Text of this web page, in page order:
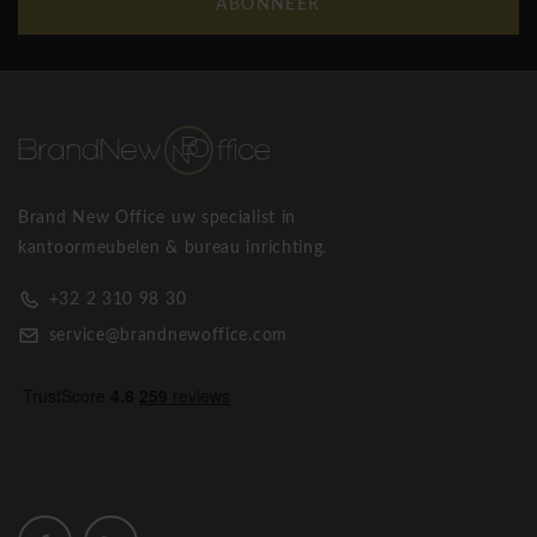
meubels. Enkele Thonet Klassiekers zijn: Thonet S285
bureaus, S1123 bistrotafel, S32 sledestoel, S64 sledestoel,
Thonet 210R stoel met gevlochten rieten zitting
ABONNEER
Brand New Office uw specialist in
kantoormeubelen & bureau inrichting.
+32 2 310 98 30
service@brandnewoffice.com